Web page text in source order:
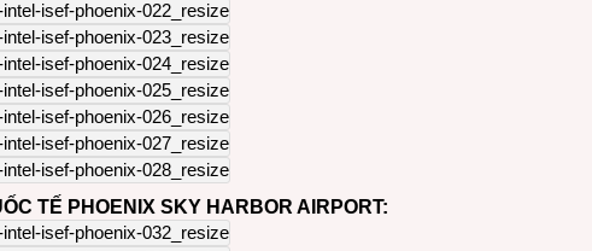
TẾ PHOENIX SKY HARBOR AIRPORT: